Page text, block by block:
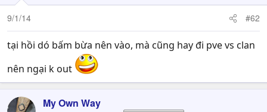
9/1/14 #62
tại hồi dó bấm bừa nên vào, mà cũng hay đi pve vs clan
nên ngại k out
My Own Way